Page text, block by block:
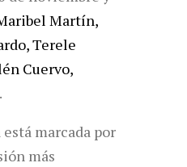
Martín,
Terele
Cuervo,
.
marcada por
más